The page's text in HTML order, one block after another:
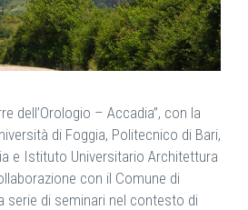
dell’Orologio – Accadia”, con la
di Foggia, Politecnico di Bari,
e Istituto Universitario Architettura
con il Comune di
serie di seminari nel contesto di